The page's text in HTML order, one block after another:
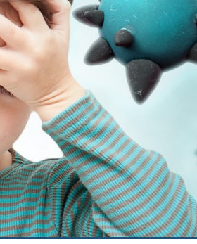
「住宅設備」の選び方を知りたい
標準仕様のチェック方法を知りたい
土地探し
土地探しの方法・コツを知りたい